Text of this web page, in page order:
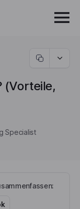
(Vorteile,
Specialist